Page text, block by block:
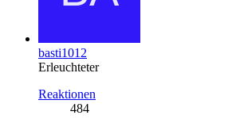
basti1012
Erleuchteter
Reaktionen
484